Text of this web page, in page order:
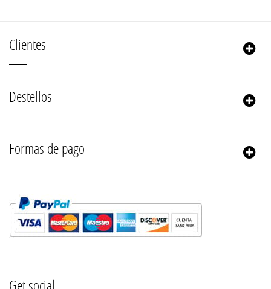
Clientes
Destellos
Formas de pago
Get social